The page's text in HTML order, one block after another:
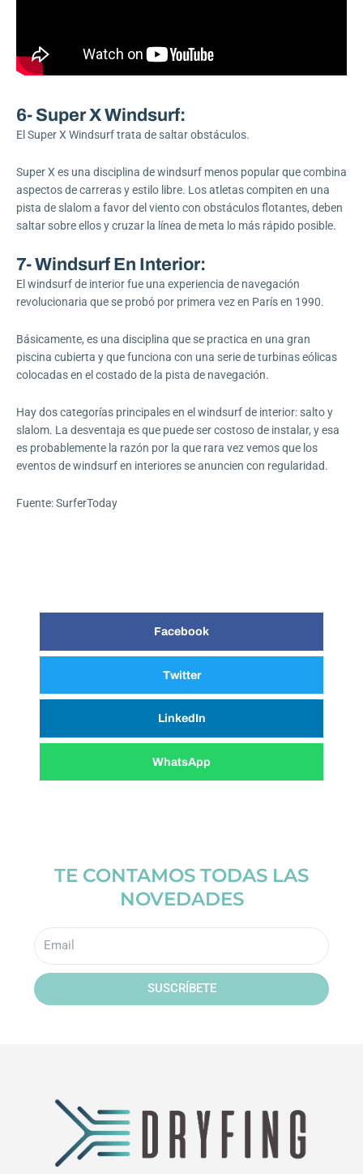
6- Super X Windsurf:
El Super X Windsurf trata de saltar obstáculos.
Super X es una disciplina de windsurf menos popular que combina
aspectos de carreras y estilo libre. Los atletas compiten en una
pista de slalom a favor del viento con obstáculos flotantes, deben
saltar sobre ellos y cruzar la línea de meta lo más rápido posible.
7- Windsurf En Interior:
El windsurf de interior fue una experiencia de navegación
revolucionaria que se probó por primera vez en París en 1990.
Básicamente, es una disciplina que se practica en una gran
piscina cubierta y que funciona con una serie de turbinas eólicas
colocadas en el costado de la pista de navegación.
Hay dos categorías principales en el windsurf de interior: salto y
slalom. La desventaja es que puede ser costoso de instalar, y esa
es probablemente la razón por la que rara vez vemos que los
eventos de windsurf en interiores se anuncien con regularidad.
Fuente:SurferToday
Facebook
Twitter
LinkedIn
WhatsApp
TE CONTAMOS TODAS LAS
NOVEDADES
Email
SUSCRÍBETE